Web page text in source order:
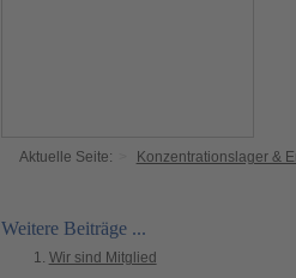
Aktuelle Seite: Konzentrationslager &
Weitere Beiträge ...
Wir sind Mitglied